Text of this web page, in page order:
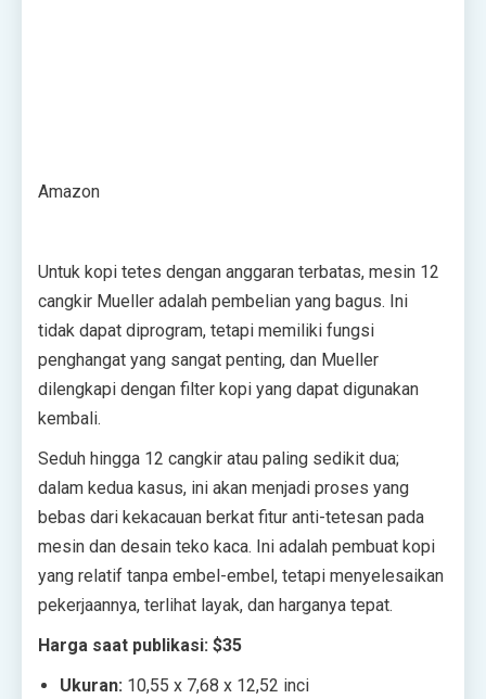
Amazon
Untuk kopi tetes dengan anggaran terbatas, mesin 12
cangkir Mueller adalah pembelian yang bagus. Ini
tidak dapat diprogram, tetapi memiliki fungsi
penghangat yang sangat penting, dan Mueller
dilengkapi dengan filter kopi yang dapat digunakan
kembali.
Seduh hingga 12 cangkir atau paling sedikit dua;
dalam kedua kasus, ini akan menjadi proses yang
bebas dari kekacauan berkat fitur anti-tetesan pada
mesin dan desain teko kaca. Ini adalah pembuat kopi
yang relatif tanpa embel-embel, tetapi menyelesaikan
pekerjaannya, terlihat layak, dan harganya tepat.
Harga saat publikasi: $35
Ukuran: 10,55 x 7,68 x 12,52 inci